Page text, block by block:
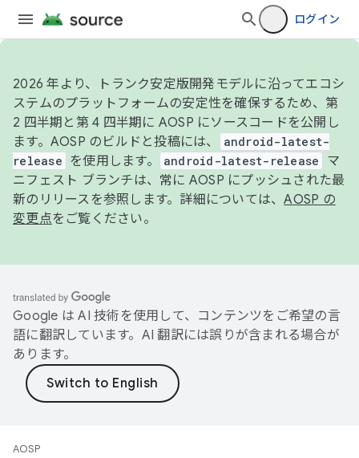
ログイン
2026 年より、トランク安定版開発モデルに沿ってエコシ
ステムのプラットフォームの安定性を確保するため、第
2 四半期と第 4 四半期に AOSP にソースコードを公開し
ます。AOSP のビルドと投稿には、
android-latest-
release
を使用します。 android-latest-release
マ
ニフェスト ブランチは、常に AOSP にプッシュされた最
新のリリースを参照します。詳細については、AOSP の
変更点をご覧ください。
Google は AI 技術を使用して、コンテンツをご希望の言
語に翻訳しています。AI 翻訳には誤りが含まれる場合が
あります。
AOSP